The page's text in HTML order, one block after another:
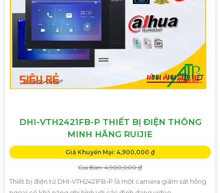
DHI-VTH2421FB-P THIẾT BỊ ĐIỆN THÔNG
MINH HÃNG RUIJIE
Giá Khuyến Mại: 4,900,000 ₫
Giá Bán: 4,900,000 ₫
Thiết bị điện tử DHI-VTH2421FB-P là một camera giám sát hồng